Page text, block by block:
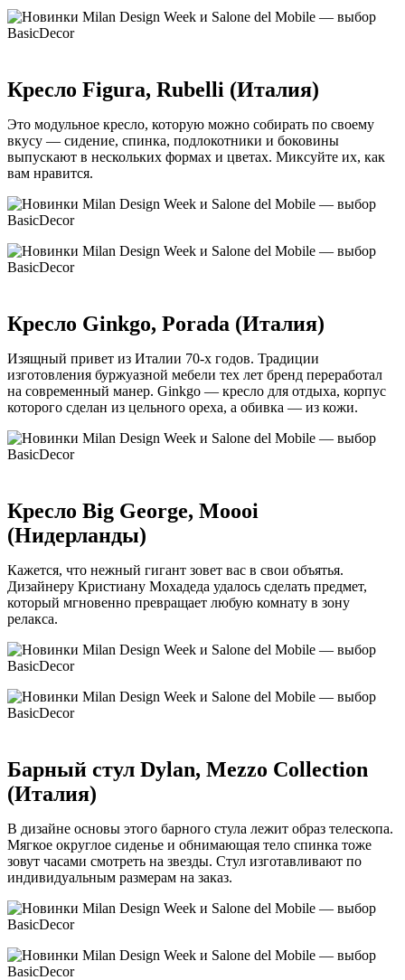
Кресло Figura, Rubelli (Италия)
Это модульное кресло, которую можно собирать по своему
вкусу — сидение, спинка, подлокотники и боковины
выпускают в нескольких формах и цветах. Миксуйте их, как
вам нравится.
Кресло Ginkgo, Porada (Италия)
Изящный привет из Италии 70-х годов. Традиции
изготовления буржуазной мебели тех лет бренд переработал
на современный манер. Ginkgo — кресло для отдыха, корпус
которого сделан из цельного ореха, а обивка — из кожи.
Кресло Big George, Moooi
(Нидерланды)
Кажется, что нежный гигант зовет вас в свои объятья.
Дизайнеру Кристиану Мохадеда удалось сделать предмет,
который мгновенно превращает любую комнату в зону
релакса.
Барный стул Dylan, Mezzo Collection
(Италия)
В дизайне основы этого барного стула лежит образ телескопа.
Мягкое округлое сиденье и обнимающая тело спинка тоже
зовут часами смотреть на звезды. Стул изготавливают по
индивидуальным размерам на заказ.